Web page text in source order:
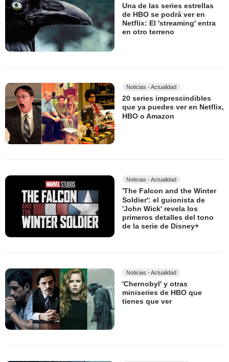
Una de las series estrellas
de HBO se podrá ver en
Netflix: El 'streaming' entra
en otro terreno
Noticias - Actualidad
20 series imprescindibles
que ya puedes ver en Netflix,
HBO o Amazon
Noticias - Actualidad
'The Falcon and the Winter
Soldier': el guionista de
'John Wick' revela los
primeros detalles del tono
de la serie de Disney+
Noticias - Actualidad
'Chernobyl' y otras
miniseries de HBO que
tienes que ver